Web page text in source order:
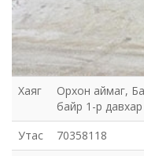
Хаяг
Орхон аймаг,
байр 1-р
Утас
70358118